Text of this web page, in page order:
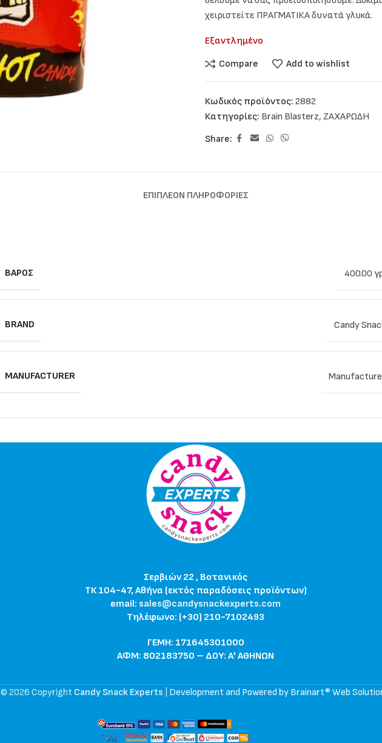
χειριστείτε ΠΡΑΓΜΑΤΙΚΑ δυνατά γλυκά.
Εξαντλημένο
Compare
Add to wishlist
Κωδικός προϊόντος: 2882
Κατηγορίες: Brain Blasterz, ΖΑΧΑΡΩΔΗ
Share:
ΕΠΙΠΛΈΟΝ ΠΛΗΡΟΦΟΡΊΕΣ
ΒΆΡΟΣ 400.00
BRAND Candy
MANUFACTURER
Σερβιών 22 , Βοτανικός
ΤΚ 104-47, Αθήνα (εκτός παραδόσεις προϊόντων)
email: sales@candysnackexperts.com
Τηλέφωνο: (+30) 210-7102493
ΓΕΜΗ: 171645301000
ΑΦΜ: 802183750 – ΔΟΥ: Α' ΑΘΗΝΩΝ
© 2026 Copyright Candy Snack Experts Development and Powered by Brainart® Web